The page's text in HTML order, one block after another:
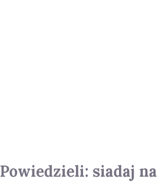
Powiedzieli: siadaj